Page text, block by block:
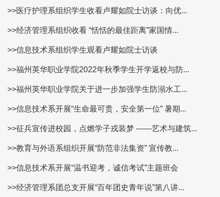
>>医疗护理系组织学生收看卢耀如院士访谈：向优...
>>经济管理系组织收看 “恬恬的最佳距离”家国情...
>>信息技术系组织学生观看卢耀如院士访谈
>>福州英华职业学院2022年秋季学生开学返校与防...
>>福州英华职业学院关于进一步加强学生防溺水工...
>>信息技术系开展“生命最可贵，安全第一位” 暑期...
>>征兵宣传进校园，点燃学子戎装梦 ——艺术与建筑...
>>教育与外语系组织开展“防范非法集资” 宣传教...
>>信息技术系开展“温书迎考，诚信考试”主题班会
>>经济管理系团总支开展“百年团史青年说”第八讲...